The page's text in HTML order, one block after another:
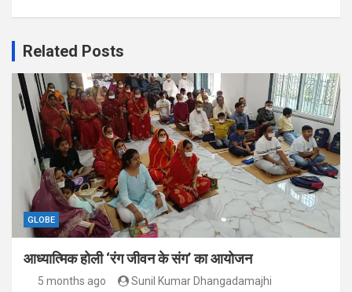
Related Posts
GLOBE
आध्यात्मिक होली ‘रंग जीवन के संग’ का आयोजन
5 months ago Sunil Kumar Dhangadamajhi